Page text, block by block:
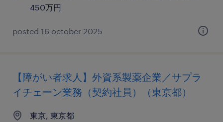
450万円
posted 16 october 2025
【障がい者求人】外資系製薬企業／サプラ
イチェーン業務（契約社員）（東京都）
東京, 東京都